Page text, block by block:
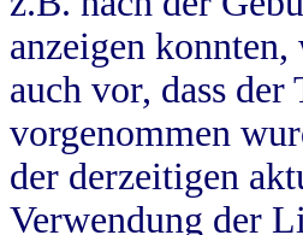
anzeigen
auch vor, dass
vorgenommen
der derzeitigen
Verwendung der